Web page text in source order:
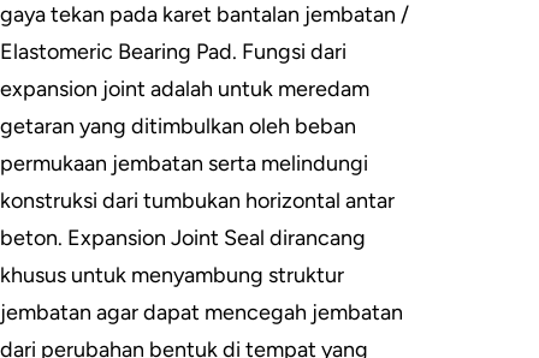
gaya tekan pada karet bantalan jembatan /
Elastomeric Bearing Pad. Fungsi dari
expansion joint adalah untuk meredam
getaran yang ditimbulkan oleh beban
permukaan jembatan serta melindungi
konstruksi dari tumbukan horizontal antar
beton. Expansion Joint Seal dirancang
khusus untuk menyambung struktur
jembatan agar dapat mencegah jembatan
dari perubahan bentuk di tempat yang